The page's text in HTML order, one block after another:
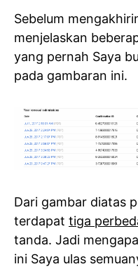
Sebelum
menjelaskan
yang pernah Saya
pada gambaran ini.
Dari gambar diatas
terdapat tiga
tanda. Jadi
ini Saya ulas